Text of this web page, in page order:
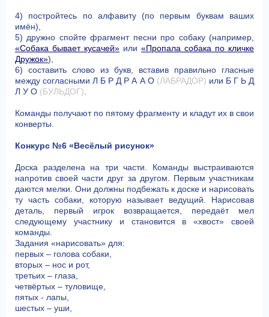
4) постройтесь по алфавиту (по первым буквам ваших
имён),
5) дружно спойте фрагмент песни про собаку (например,
«Собака бывает кусачей» или «Пропала собака по кличке
Дружок»),
6) составить слово из букв, вставив правильно гласные
между согласными Л Б Р Д Р А А О (ЛАБРАДОР) или Б Г Ь Д
Л У О (БУЛЬДОГ).
Команды получают по пятому фрагменту и кладут их в свои
конверты.
Конкурс №6 «Весёлый рисунок»
Доска разделена на три части. Команды выстраиваются
напротив своей части друг за другом. Первым участникам
даются мелки. Они должны подбежать к доске и нарисовать
ту часть собаки, которую называет ведущий. Нарисовав
деталь, первый игрок возвращается, передаёт мел
следующему участнику и становится в «хвост» своей
команды.
Задания «нарисовать» для:
первых – голова собаки,
вторых – нос и рот,
третьих – глаза,
четвёртых – туловище,
пятых - лапы,
шестых – уши,